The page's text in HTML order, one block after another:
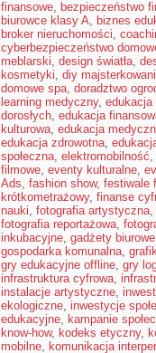
finansowe, bezpieczeństwo
biurowce klasy A, biznes
broker nieruchomości,
cyberbezpieczeństwo
meblarski, design światła,
kosmetyki, diy
domowe spa, doradztwo
learning medyczny,
dorosłych, edukacja
kulturowa, edukacja
edukacja zdrowotna,
społeczna, elektromobilność,
filmowe, eventy kulturalne,
Ads, fashion show, festiwale
krótkometrażowy, finanse
nauki, fotografia artystyczna,
fotografia reportażowa,
inkubacyjne, gadżety biurowe
gospodarka komunalna,
gry edukacyjne offline, gry
infrastruktura cyfrowa,
instalacje artystyczne,
ekologiczne, inwestycje
edukacyjne, kampanie
know-how, kodeks etyczny,
mobilne, komunikacja